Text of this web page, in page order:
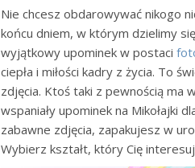
Nie chcesz obdarowywać nikogo
końcu dniem, w którym dzielimy
wyjątkowy upominek w postaci
ciepła i miłości kadry z życia. To
zdjęcia. Ktoś taki z pewnością ma
wspaniały upominek na Mikołajki
zabawne zdjęcia, zapakujesz w
Wybierz kształt, który Cię